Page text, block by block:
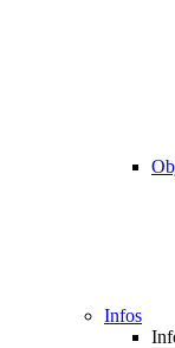
Infos